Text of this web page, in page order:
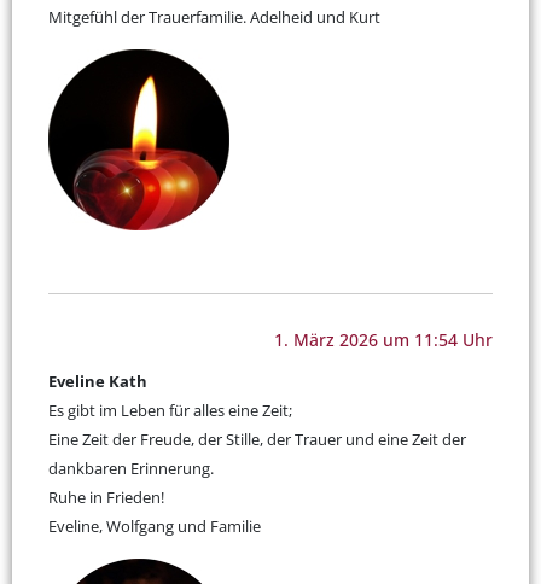
Mitgefühl der Trauerfamilie. Adelheid und Kurt
1. März 2026 um 11:54 Uhr
Eveline Kath
Es gibt im Leben für alles eine Zeit;
Eine Zeit der Freude, der Stille, der Trauer und eine Zeit der
dankbaren Erinnerung.
Ruhe in Frieden!
Eveline, Wolfgang und Familie